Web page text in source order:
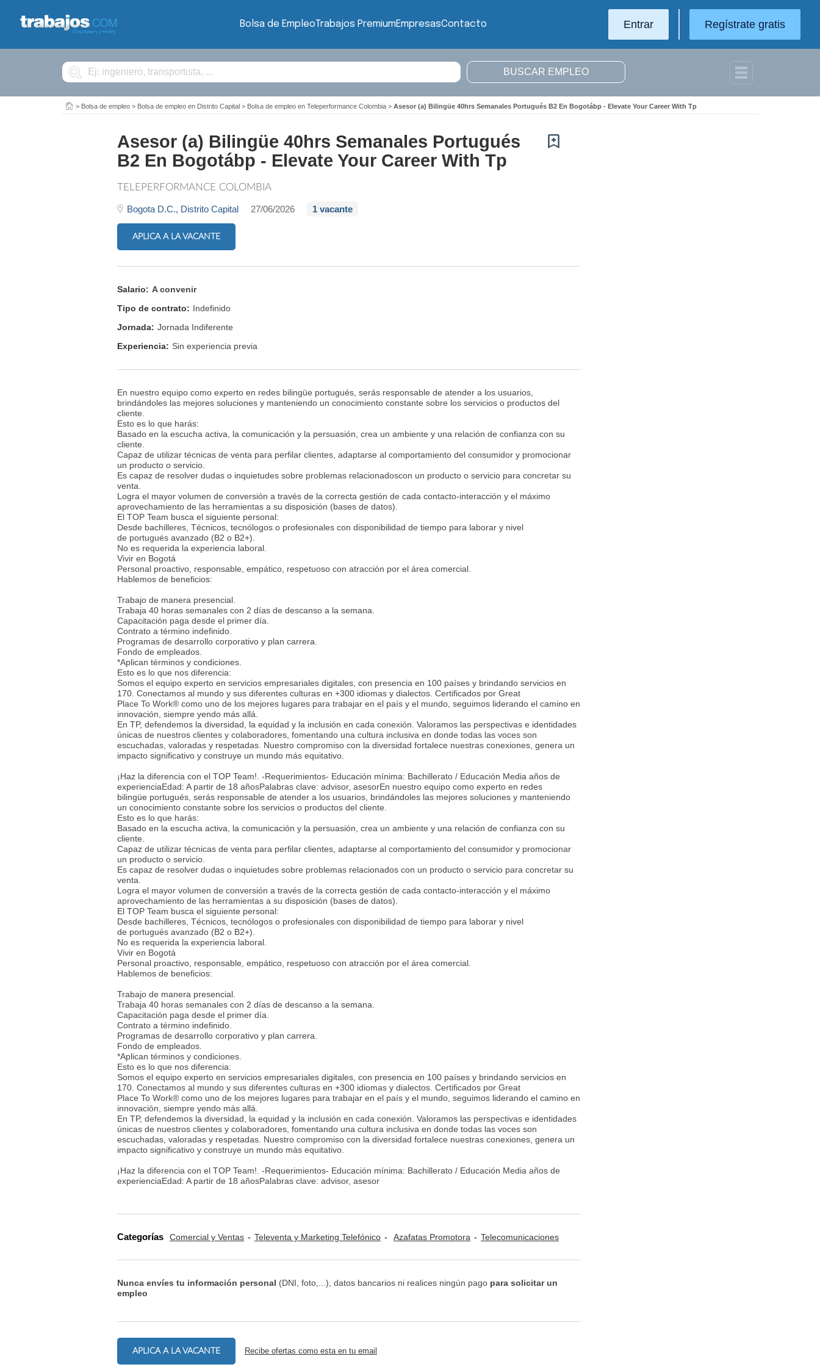
Bolsa de EmpleoTrabajos PremiumEmpresasContacto Entrar Regístrate gratis
Buscar
> Bolsa de empleo > Bolsa de empleo en Distrito Capital > Bolsa de empleo en Teleperformance Colombia > Asesor (a) Bilingüe 40hrs Semanales Portugués B2 En Bogotábp - Elevate Your Career With Tp
Asesor (a) Bilingüe 40hrs Semanales Portugués
B2 En Bogotábp - Elevate Your Career With Tp
TELEPERFORMANCE COLOMBIA
Bogota D.C., Distrito Capital 27/06/2026 1 vacante
APLICA A LA VACANTE
Salario: A convenir
Tipo de contrato: Indefinido
Jornada: Jornada Indiferente
Experiencia: Sin experiencia previa
En nuestro equipo como experto en redes bilingüe portugués, serás responsable de atender a los usuarios,
brindándoles las mejores soluciones y manteniendo un conocimiento constante sobre los servicios o productos del
cliente.
Esto es lo que harás:
Basado en la escucha activa, la comunicación y la persuasión, crea un ambiente y una relación de confianza con su
cliente.
Capaz de utilizar técnicas de venta para perfilar clientes, adaptarse al comportamiento del consumidor y promocionar
un producto o servicio.
Es capaz de resolver dudas o inquietudes sobre problemas relacionadoscon un producto o servicio para concretar su
venta.
Logra el mayor volumen de conversión a través de la correcta gestión de cada contacto-interacción y el máximo
aprovechamiento de las herramientas a su disposición (bases de datos).
El TOP Team busca el siguiente personal:
Desde bachilleres, Técnicos, tecnólogos o profesionales con disponibilidad de tiempo para laborar y nivel
de portugués avanzado (B2 o B2+).
No es requerida la experiencia laboral.
Vivir en Bogotá
Personal proactivo, responsable, empático, respetuoso con atracción por el área comercial.
Hablemos de beneficios:
Trabajo de manera presencial.
Trabaja 40 horas semanales con 2 días de descanso a la semana.
Capacitación paga desde el primer día.
Contrato a término indefinido.
Programas de desarrollo corporativo y plan carrera.
Fondo de empleados.
*Aplican términos y condiciones.
Esto es lo que nos diferencia:
Somos el equipo experto en servicios empresariales digitales, con presencia en 100 países y brindando servicios en
170. Conectamos al mundo y sus diferentes culturas en +300 idiomas y dialectos. Certificados por Great
Place To Work® como uno de los mejores lugares para trabajar en el país y el mundo, seguimos liderando el camino en
innovación, siempre yendo más allá.
En TP, defendemos la diversidad, la equidad y la inclusión en cada conexión. Valoramos las perspectivas e identidades
únicas de nuestros clientes y colaboradores, fomentando una cultura inclusiva en donde todas las voces son
escuchadas, valoradas y respetadas. Nuestro compromiso con la diversidad fortalece nuestras conexiones, genera un
impacto significativo y construye un mundo más equitativo.
¡Haz la diferencia con el TOP Team!. -Requerimientos- Educación mínima: Bachillerato / Educación Media años de
experienciaEdad: A partir de 18 añosPalabras clave: advisor, asesorEn nuestro equipo como experto en redes
bilingüe portugués, serás responsable de atender a los usuarios, brindándoles las mejores soluciones y manteniendo
un conocimiento constante sobre los servicios o productos del cliente.
Esto es lo que harás:
Basado en la escucha activa, la comunicación y la persuasión, crea un ambiente y una relación de confianza con su
cliente.
Capaz de utilizar técnicas de venta para perfilar clientes, adaptarse al comportamiento del consumidor y promocionar
un producto o servicio.
Es capaz de resolver dudas o inquietudes sobre problemas relacionados con un producto o servicio para concretar su
venta.
Logra el mayor volumen de conversión a través de la correcta gestión de cada contacto-interacción y el máximo
aprovechamiento de las herramientas a su disposición (bases de datos).
El TOP Team busca el siguiente personal:
Desde bachilleres, Técnicos, tecnólogos o profesionales con disponibilidad de tiempo para laborar y nivel
de portugués avanzado (B2 o B2+).
No es requerida la experiencia laboral.
Vivir en Bogotá
Personal proactivo, responsable, empático, respetuoso con atracción por el área comercial.
Hablemos de beneficios:
Trabajo de manera presencial.
Trabaja 40 horas semanales con 2 días de descanso a la semana.
Capacitación paga desde el primer día.
Contrato a término indefinido.
Programas de desarrollo corporativo y plan carrera.
Fondo de empleados.
*Aplican términos y condiciones.
Esto es lo que nos diferencia:
Somos el equipo experto en servicios empresariales digitales, con presencia en 100 países y brindando servicios en
170. Conectamos al mundo y sus diferentes culturas en +300 idiomas y dialectos. Certificados por Great
Place To Work® como uno de los mejores lugares para trabajar en el país y el mundo, seguimos liderando el camino en
innovación, siempre yendo más allá.
En TP, defendemos la diversidad, la equidad y la inclusión en cada conexión. Valoramos las perspectivas e identidades
únicas de nuestros clientes y colaboradores, fomentando una cultura inclusiva en donde todas las voces son
escuchadas, valoradas y respetadas. Nuestro compromiso con la diversidad fortalece nuestras conexiones, genera un
impacto significativo y construye un mundo más equitativo.
¡Haz la diferencia con el TOP Team!. -Requerimientos- Educación mínima: Bachillerato / Educación Media años de
experienciaEdad: A partir de 18 añosPalabras clave: advisor, asesor
Categorías Comercial y Ventas Televenta y Marketing Telefónico Azafatas Promotora Telecomunicaciones
Nunca envíes tu información personal (DNI, foto,...), datos bancarios ni realices ningún pago para solicitar un
empleo
APLICA A LA VACANTE Recibe ofertas como esta en tu email